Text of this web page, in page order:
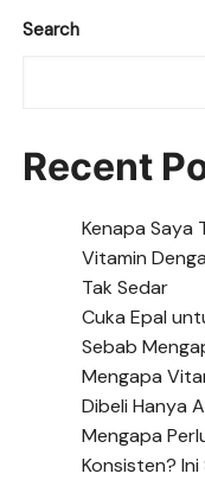
Search
Recent
Kenapa Saya
Vitamin
Tak Sedar
Cuka Epal
Sebab
Mengapa
Dibeli Hanya
Mengapa
Konsisten?